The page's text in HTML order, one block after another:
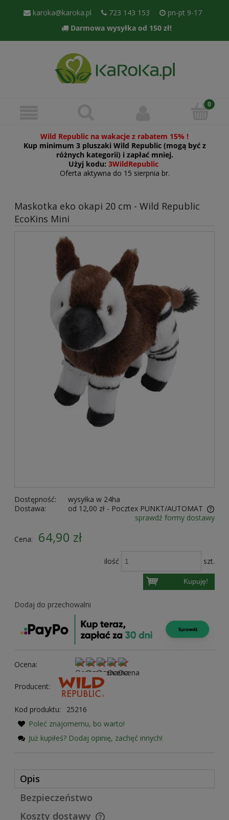
karoka@karoka.pl 723 143 153
pn-pt 9-17
Darmowa wysyłka od 150 zł!
Wild Republic na wakacje z rabatem 15% !
Kup minimum 3 pluszaki Wild Republic (mogą być z
różnych kategorii) i zapłać mniej.
Użyj kodu: 3WildRepublic
Oferta aktywna do 15 sierpnia br.
Maskotka eko okapi 20 cm - Wild Republic
EcoKins Mini
Dostępność:
wysyłka w 24ha
Dostawa:
od 12,00 zł - Pocztex PUNKT/AUTOMAT
Cena nie zawiera ewentualnych kosztów płatności
sprawdź formy dostawy
Cena: 64,90 zł
ilość szt.
Kupuję!
Dodaj do przechowalni
Ocena:
Producent:
Kod produktu:
25216
Poleć znajomemu, bo warto!
Już kupiłeś? Dodaj opinię, zachęć innych!
Opis
Bezpieczeństwo
Koszty dostawy